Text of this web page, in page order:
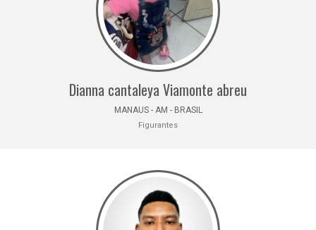
Dianna cantaleya Viamonte abreu
MANAUS - AM - BRASIL
Figurantes